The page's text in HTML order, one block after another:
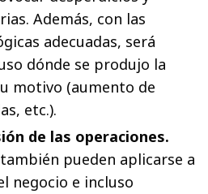
Además, con las
adecuadas, será
dónde se produjo la
motivo (aumento de
etc.).
de las operaciones.
pueden aplicarse a
negocio e incluso